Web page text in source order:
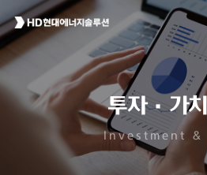
투자·가
Investment &